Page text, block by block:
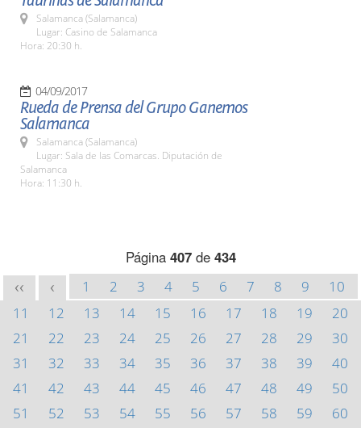
Salamanca (Salamanca)
Lugar: Casino de Salamanca
Hora: 20:30 h.
04/09/2017
Rueda de Prensa del Grupo Ganemos
Salamanca
Salamanca (Salamanca)
Lugar: Sala de las Comarcas. Diputación de
Salamanca
Hora: 11:30 h.
Página 407de 434
<< < 1 2 3 4 5 6 7 8 9
10
11
12 13 14 15 16 17 18 19
20
21
22 23 24 25 26 27 28 29
30
31
32 33 34 35 36 37 38 39
40
41
42 43 44 45 46 47 48 49
50
51
52 53 54 55 56 57 58 59
60